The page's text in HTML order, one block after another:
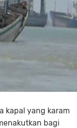
kapal yang karam
bagi